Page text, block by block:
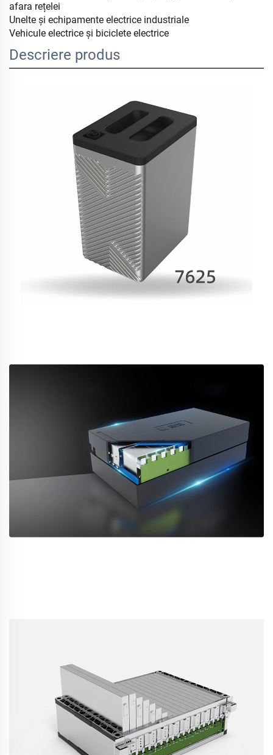
afara rețelei
Unelte și echipamente electrice industriale
Vehicule electrice și biciclete electrice
Descriere produs